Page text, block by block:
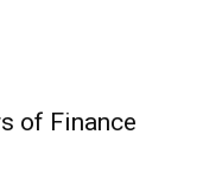
of Finance